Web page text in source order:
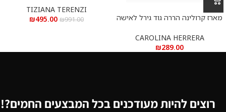
מארז קרולינה הררה גוד גירל לאישה
CAROLINA HERRERA
₪289.00
Parfum 100 ml
TIZIANA TERENZI
₪991.00
₪495.00
רוצים להיות מעודכנים בכל המבצעים החמים?!